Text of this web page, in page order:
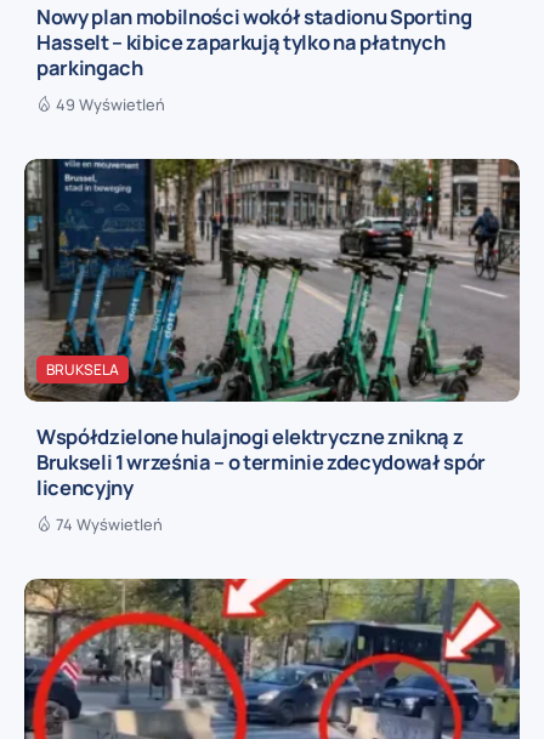
Nowy plan mobilności wokół stadionu Sporting
Hasselt – kibice zaparkują tylko na płatnych
parkingach
49 Wyświetleń
BRUKSELA
Współdzielone hulajnogi elektryczne znikną z
Brukseli 1 września – o terminie zdecydował spór
licencyjny
74 Wyświetleń